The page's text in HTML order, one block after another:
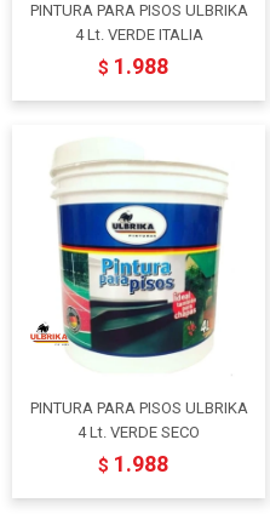
PINTURA PARA PISOS ULBRIKA
4 Lt. VERDE ITALIA
$ 1.988
PINTURA PARA PISOS ULBRIKA
4 Lt. VERDE SECO
$ 1.988